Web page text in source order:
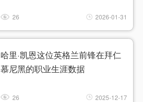
26 2026-01-31
哈里·凯恩这位英格兰前锋在拜仁
慕尼黑的职业生涯数据
26 2025-12-17